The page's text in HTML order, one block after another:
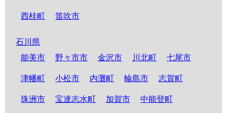
西桂町 笛吹市
石川県
能美市
野々市市 金沢市 川北町 七尾市
津幡町 小松市 内灘町 輪島市 志賀町
珠洲市 宝達志水町 加賀市 中能登町